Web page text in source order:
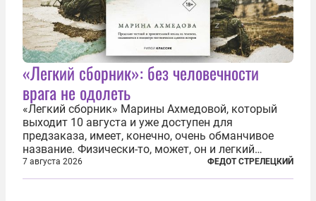
«Легкий сборник»: без человечности
врага не одолеть
«Легкий сборник» Марины Ахмедовой, который
выходит 10 августа и уже доступен для
предзаказа, имеет, конечно, очень обманчивое
название. Физически-то, может, он и легкий
относительно. Но метафизически —
безотносительно тяжелый. Десять рассказов,
7 августа 2026 ФЕДОТ СТРЕЛЕЦКИЙ